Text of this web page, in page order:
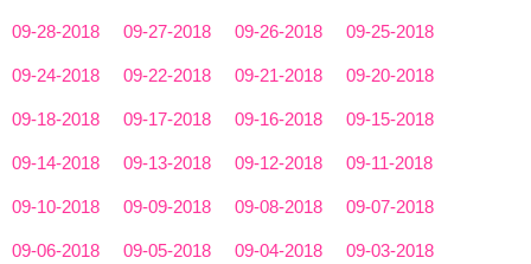
09-28-2018 09-27-2018 09-26-2018 09-25-2018
09-24-2018 09-22-2018 09-21-2018 09-20-2018
09-18-2018 09-17-2018 09-16-2018 09-15-2018
09-14-2018 09-13-2018 09-12-2018 09-11-2018
09-10-2018 09-09-2018 09-08-2018 09-07-2018
09-06-2018 09-05-2018 09-04-2018 09-03-2018